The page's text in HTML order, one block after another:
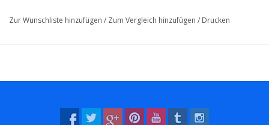
Zur Wunschliste hinzufügen / Zum Vergleich hinzufügen / Drucken